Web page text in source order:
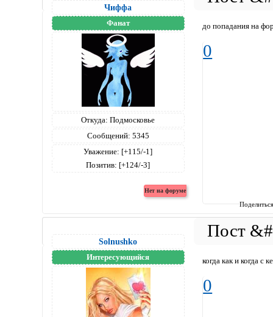
Чиффа
Фанат
Откуда: Подмосковье
Сообщений: 5345
Уважение: [+115/-1]
Позитив: [+124/-3]
до попадания на
0
Solnushko
Интересующийся когда как и когда с
0